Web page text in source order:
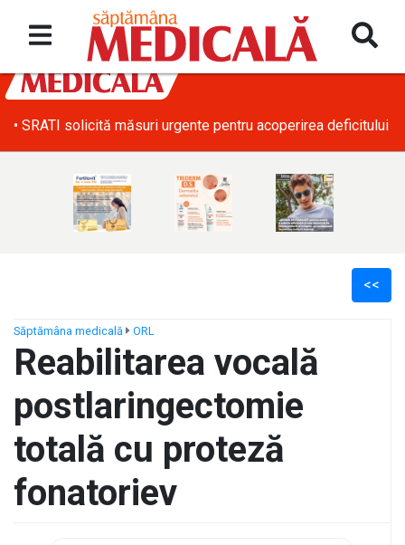
• SRATI solicită măsuri urgente pentru acoperirea deficitului
<<
Săptămâna medicală ORL
Reabilitarea vocală
postlaringectomie
totală cu proteză
fonatoriev